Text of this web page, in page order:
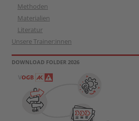
Methoden
Materialien
Literatur
Unsere Trainer:innen
DOWNLOAD FOLDER 2026